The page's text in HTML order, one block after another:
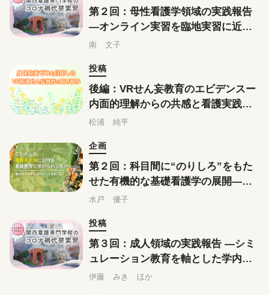
第２回：母性看護学領域の実践報告
―オンライン実習を臨地実習に近づ
けるためのイメージ作り
南 文子
投稿
後編：VRせん妄教育のエビデンスー
内面的理解からの共感と看護実践を
変える力
松浦 純平
企画
第２回：科目間に“のりしろ”をもた
せた有機的な基礎看護学の展開―臨
床判断モデルや模擬電子カルテの導
水戸 優子
投稿
第３回：成人領域の実践報告 ―シミ
ュレーション教育を軸とした学内実
習
伊藤 みき ほか